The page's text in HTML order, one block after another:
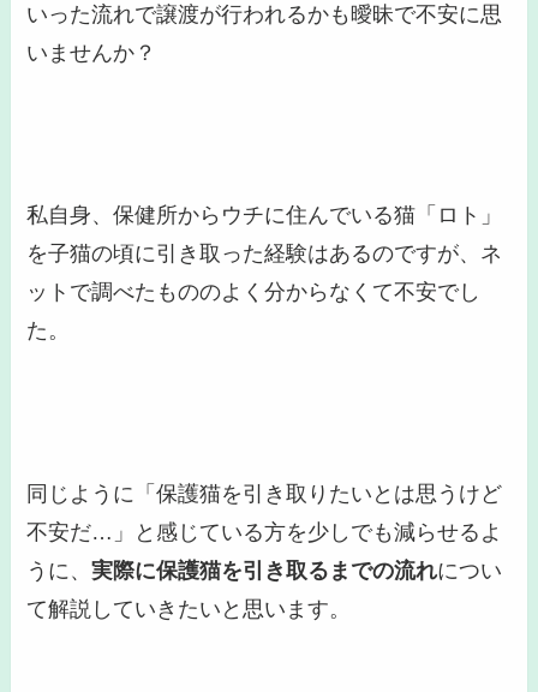
いった流れで譲渡が行われるかも曖昧で不安に思
いませんか？
私自身、保健所からウチに住んでいる猫「ロト」
を子猫の頃に引き取った経験はあるのですが、 ネ
ットで調べたもののよく分からなくて不安でし
た。
同じように「保護猫を引き取りたいとは思うけど
不安だ…」と感じている方を少しでも減らせるよ
うに、実際に保護猫を引き取るまでの流れについ
て解説していきたいと思います。